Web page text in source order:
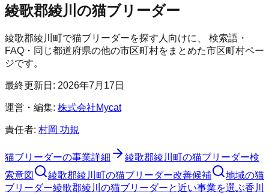
綾歌郡綾川の猫ブリーダー
綾歌郡綾川町で猫ブリーダーを探す人向けに、 検索語・
FAQ・同じ都道府県の他の市区町村をまとめた市区町村ペー
ジです。
最終更新日: 2026年7月17日
運営・編集: 株式会社Mycat
責任者: 村岡 功規
猫ブリーダーの事業詳細 綾歌郡綾川町の猫ブリーダー検
索意図
綾歌郡綾川町の猫ブリーダー改善候補
地域の猫
ブリーダー綾歌郡綾川の猫ブリーダーと近い事業を選ぶ香川